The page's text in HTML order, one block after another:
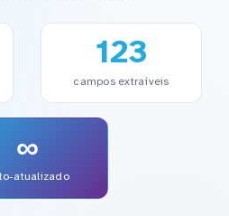
123
campos extraíveis
∞
atualizado